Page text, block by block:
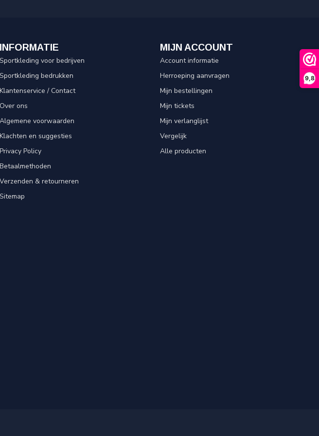
9,8
INFORMATIE
Sportkleding voor bedrijven
Sportkleding bedrukken
Klantenservice / Contact
Over ons
Algemene voorwaarden
Klachten en suggesties
Privacy Policy
Betaalmethoden
Verzenden & retourneren
Sitemap
MIJN ACCOUNT
Account informatie
Herroeping aanvragen
Mijn bestellingen
Mijn tickets
Mijn verlanglijst
Vergelijk
Alle producten